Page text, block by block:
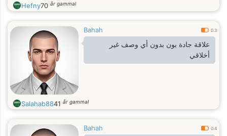
Hefny70 år gammal
Bahah 0.3
علاقة جادة بون بدون أي وصف غير
أخلاقي
Salahab8841 år gammal
Bahah 0.4